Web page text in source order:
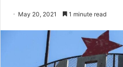
May 20, 2021 1 minute read